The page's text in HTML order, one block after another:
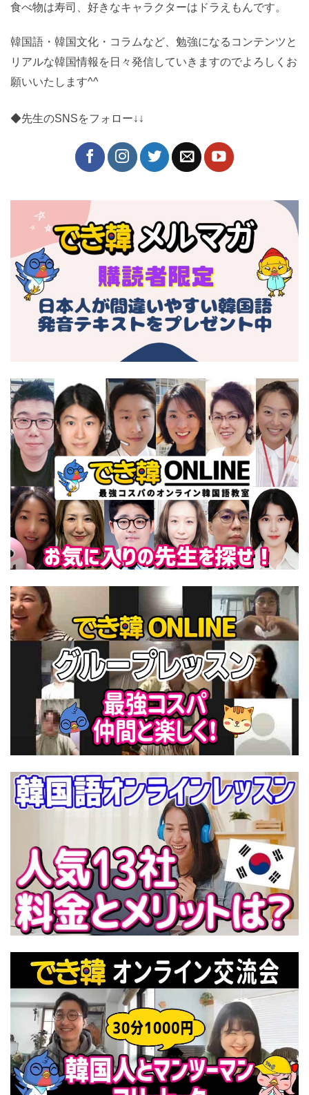
食べ物は寿司、好きなキャラクターはドラえもんです。
韓国語・韓国文化・コラムなど、勉強になるコンテンツと
リアルな韓国情報を日々発信していきますのでよろしくお
願いいたします^^
◆先生のSNSをフォロー↓↓